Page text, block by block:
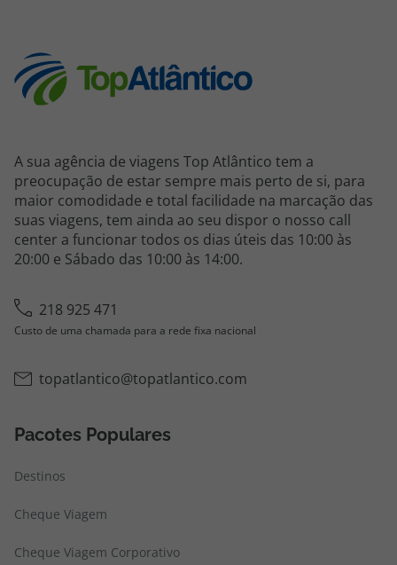
A sua agência de viagens Top Atlântico tem a
preocupação de estar sempre mais perto de si, para
maior comodidade e total facilidade na marcação das
suas viagens, tem ainda ao seu dispor o nosso call
center a funcionar todos os dias úteis das 10:00 às
20:00 e Sábado das 10:00 às 14:00.
218 925 471
Custo de uma chamada para a rede fixa nacional
topatlantico@topatlantico.com
Pacotes Populares
Destinos
Cheque Viagem
Cheque Viagem Corporativo